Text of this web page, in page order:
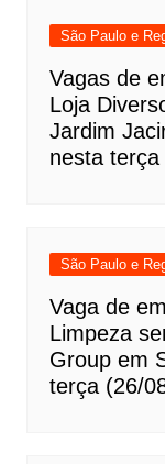
São Paulo e
Vagas de
Loja
Jardim
nesta
São Paulo e
Vaga de
Limpeza
Group em
terça (26/